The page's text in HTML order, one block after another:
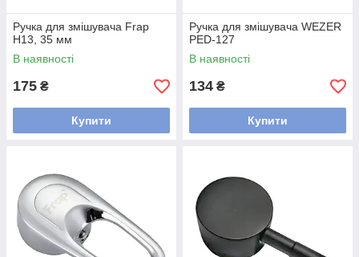
Ручка для змішувача Frap
H13, 35 мм
В наявності
175 ₴
Купити
Ручка для змішувача WEZER
PED-127
В наявності
134 ₴
Купити